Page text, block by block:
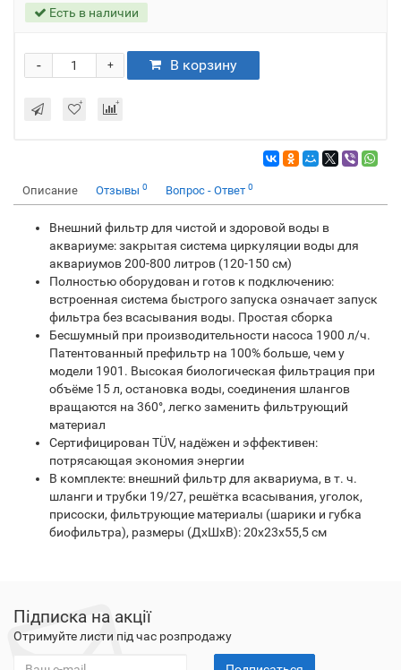
Есть в наличии
+
- В корзину
Описание Отзывы 0 Вопрос - Ответ 0
Внешний фильтр для чистой и здоровой воды в
аквариуме: закрытая система циркуляции воды для
аквариумов 200-800 литров (120-150 см)
Полностью оборудован и готов к подключению:
встроенная система быстрого запуска означает запуск
фильтра без всасывания воды. Простая сборка
Бесшумный при производительности насоса 1900 л/ч.
Патентованный префильтр на 100% больше, чем у
модели 1901. Высокая биологическая фильтрация при
объёме 15 л, остановка воды, соединения шлангов
вращаются на 360°, легко заменить фильтрующий
материал
Сертифицирован TÜV, надёжен и эффективен:
потрясающая экономия энергии
В комплекте: внешний фильтр для аквариума, в т. ч.
шланги и трубки 19/27, решётка всасывания, уголок,
присоски, фильтрующие материалы (шарики и губка
биофильтра), размеры (ДxШxВ): 20x23x55,5 см
Підписка на акції
Отримуйте листи під час розпродажу